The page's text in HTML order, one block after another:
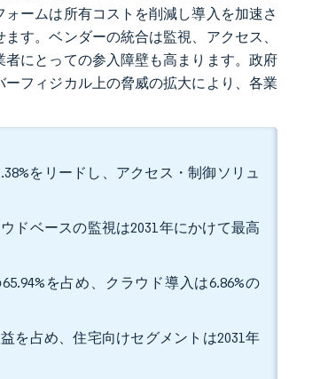
ームは所有コストを削減し導入を加速さ
す。ベンダーの統合は監視、アクセス、
にとっての参入障壁も高まります。政府
フィジカル上の脅威の拡大により、各業
をリードし、アクセス・制御ソリュ
ドベースの監視は2031年にかけて最高
を占め、クラウド導入は6.86%の
を占め、住宅向けセグメントは2031年